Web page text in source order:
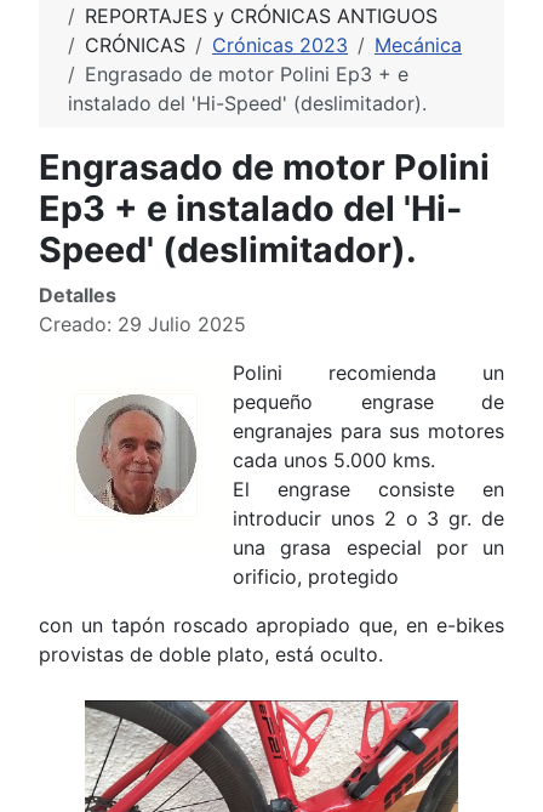
REPORTAJES y CRÓNICAS ANTIGUOS
CRÓNICAS
Crónicas 2023
Mecánica
Engrasado de motor Polini Ep3 + e
instalado del 'Hi-Speed' (deslimitador).
Engrasado de motor Polini
Ep3 + e instalado del 'Hi-
Speed' (deslimitador).
Detalles
Creado: 29 Julio 2025
Polini recomienda un
pequeño engrase de
engranajes para sus motores
cada unos 5.000 kms.
El engrase consiste en
introducir unos 2 o 3 gr. de
una grasa especial por un
orificio, protegido
con un tapón roscado apropiado que, en e-bikes
provistas de doble plato, está oculto.